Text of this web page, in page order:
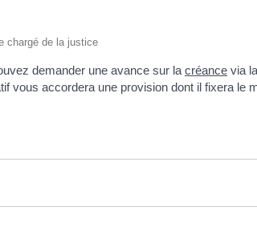
chargé de la justice
demander une avance sur la créance via
vous accordera une provision dont il fixera le